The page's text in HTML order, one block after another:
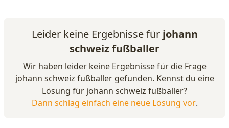
Leider keine Ergebnisse fürjohann
schweiz fußballer
Wir haben leider keine Ergebnisse für die Frage
johann schweiz fußballer gefunden. Kennst du eine
Lösung für johann schweiz fußballer?
Dann schlag einfach eine neue Lösung vor.